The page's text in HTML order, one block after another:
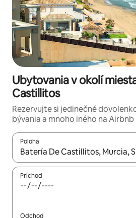
Ubytovania v okolí
Castillitos
Rezervujte si jedinečné
bývania a mnoho iného na Airbnb
Poloha
Keď budú výsledky k dispozícii,
Príchod
Odchod